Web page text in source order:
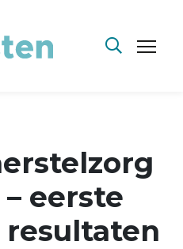
eerste